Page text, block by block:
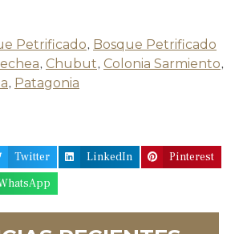
Petrificado, Bosque Petrificado
, Chubut, Colonia Sarmiento,
, Patagonia
Twitter LinkedIn
Pinterest